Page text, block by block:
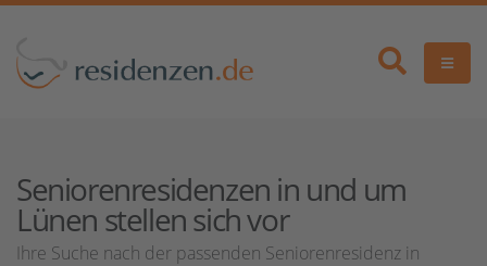
Seniorenresidenzen in und um
Lünen stellen sich vor
Ihre Suche nach der passenden Seniorenresidenz in